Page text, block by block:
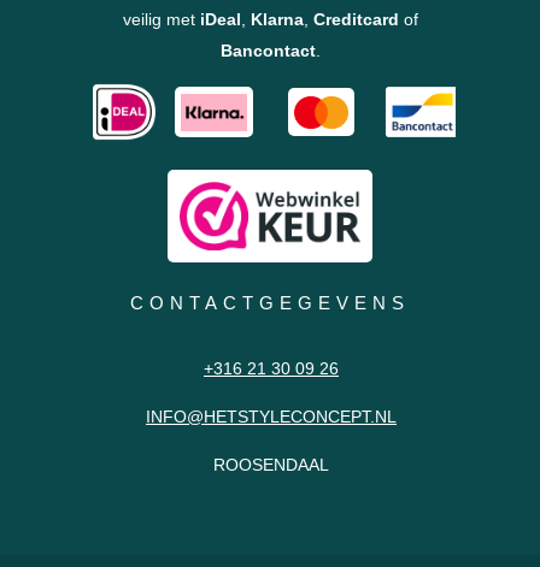
veilig met iDeal, Klarna, Creditcard of
Bancontact.
CONTACTGEGEVENS
+316 21 30 09 26
INFO@HETSTYLECONCEPT.NL
ROOSENDAAL